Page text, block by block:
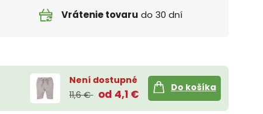
Vrátenie tovaru do 30 dní
Není dostupné
11,6 € od 4,1 €
Do košíka